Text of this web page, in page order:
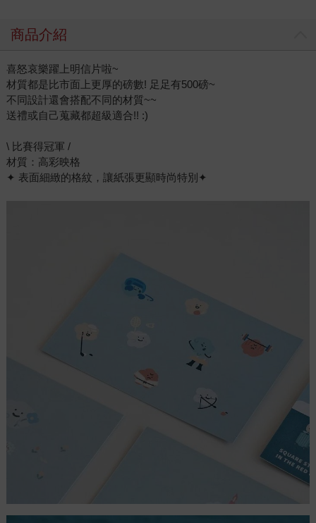
商品介紹
喜怒哀樂躍上明信片啦~
材質都是比市面上更厚的磅數! 足足有500磅~
不同設計還會搭配不同的材質~~
送禮或自己蒐藏都超級適合!! :)
\ 比賽得冠軍 /
材質：高彩映格
✦ 表面細緻的格紋，讓紙張更顯時尚特別✦